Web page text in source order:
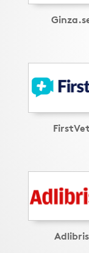
FirstVet
Adlibris